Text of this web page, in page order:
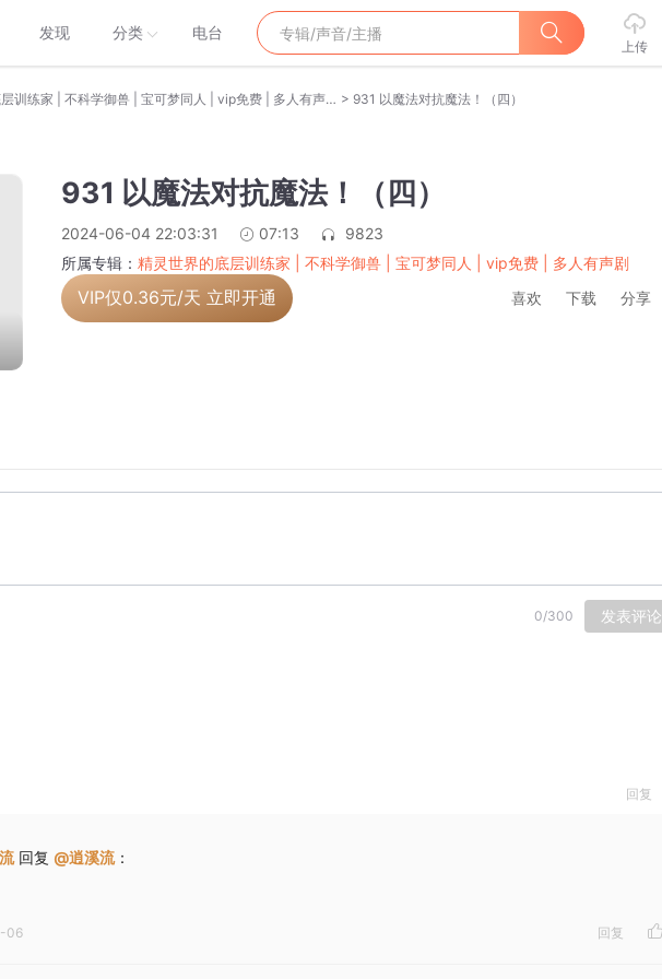
发现 分类 电台
上传
精灵世界的底层训练家 | 不科学御兽 | 宝可梦同人 | vip免费 | 多人有声剧 > 931 以魔法对抗魔法！（四）
931 以魔法对抗魔法！（四）
2024-06-04 22:03:31 07:13
9823
所属专辑： 精灵世界的底层训练家 | 不科学御兽 | 宝可梦同人 | vip免费 | 多人有声剧
VIP仅0.36元/天 立即开通 喜欢 下载 分享
0/300 发表评论
回复
回复 @逍溪流：
06 回复